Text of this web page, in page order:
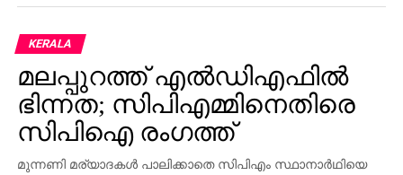
തുടര്‍ന്നാണ് കമ്മീഷന്‍ ഹിയറിങ്ങിന് വിളിച്ചതും തുടര്‍ന്ന്
വോട്ടര്‍ പട്ടികയില്‍ ഉള്‍പ്പെടുത്തിയതും. മുട്ടട വാര്‍ഡില്‍
വ്യാജ മേല്‍വിലാസം ഉപയോഗിച്ച് വൈഷ്ണയും
കുടുംബാംഗങ്ങളും വോട്ട് ചേര്‍ത്തു എന്നായിരുന്നു
പരാതി. മുട്ടടയിലെ സ്ഥിരതാമസക്കാരിയായ വൈഷ്ണയെ
സ്ഥിരതാമസക്കാരിയല്ലെന്ന പരാതിയുടെ
അടിസ്ഥാനത്തിലാണ് വോട്ടര്‍പട്ടികയില്‍ നിന്ന് കമ്മീഷന്‍
ഒഴിവാക്കിയത്.
KERALA
മലപ്പുറത്ത് എല്‍ഡിഎഫില്‍
ഭിന്നത; സിപിഎമ്മിനെതിരെ
സിപിഐ രംഗത്ത്
മുന്നണി മര്യാദകള്‍ പാലിക്കാതെ സിപിഎം സ്ഥാനാര്‍ഥിയെ